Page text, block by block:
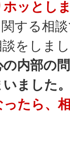
ッとし
する相
をしま
内部の
ました
たら、